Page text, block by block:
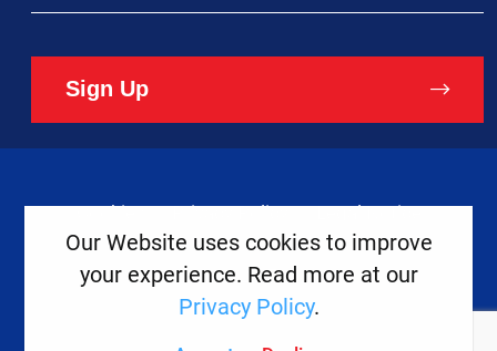
Sign Up
Copyright ©2026Europe House
Cookies Privacy Policy Legal Notice
Developed
Our Website uses cookies to improve
your experience. Read more at our
Privacy Policy.